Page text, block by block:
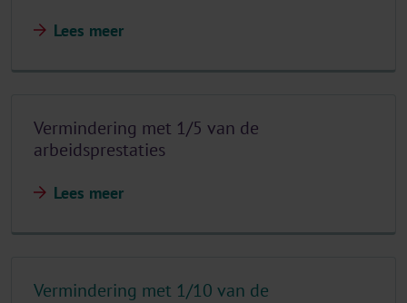
Lees meer
Vermindering met 1/5 van de
arbeidsprestaties
Lees meer
Vermindering met 1/10 van de